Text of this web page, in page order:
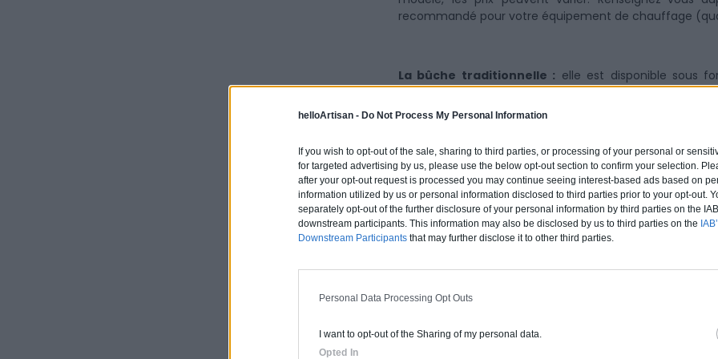
helloArtisan - Do Not Process My Personal Information
If you wish to opt-out of the sale, sharing to third parties, or processing of your personal or
for targeted advertising by us, please use the below opt-out section to confirm your selection.
after your opt-out request is processed you may continue seeing interest-based ads based on
information utilized by us or personal information disclosed to third parties prior to your opt-out.
separately opt-out of the further disclosure of your personal information by third parties on the
downstream participants. This information may also be disclosed by us to third parties on the
Downstream Participants that may further disclose it to other third parties.
Personal Data Processing Opt Outs
I want to opt-out of the Sharing of my personal data.
Opted In
recommandé pour votre équipement de chauffage
La bûche traditionnelle : elle est disponible sous
bûches sont débitées selon certains standards de
prix pourra varier selon la saison, mais aussi en fonction
reconstitué. Elle se présente sous forme de bois
important par rapport à une bûche traditionnelle.
lentement que d’autres et spécifiques (pour durer
certain avantage.
Le bois déchiqueté :il s’agit de copeaux récupérés
plaquettes forestières. Ce type de présentation est
copeaux peuvent ainsi être versés plus facilement
on les appelle aussi pellets. Ils servent
peut les acheter dans de nombreux points de vente
d’essence… Ce sont des bâtonnets qui ont une taille